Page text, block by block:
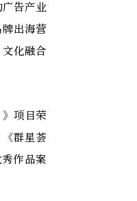
告产业
出海营
化融合
项目荣
群星荟
作品案